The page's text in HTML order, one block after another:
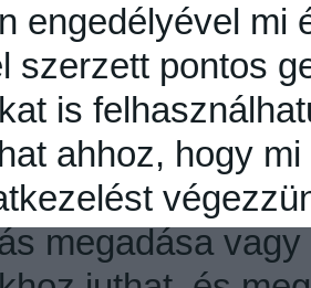
engedélyével mi
szerzett pontos
is
ahhoz, hogy
megadása